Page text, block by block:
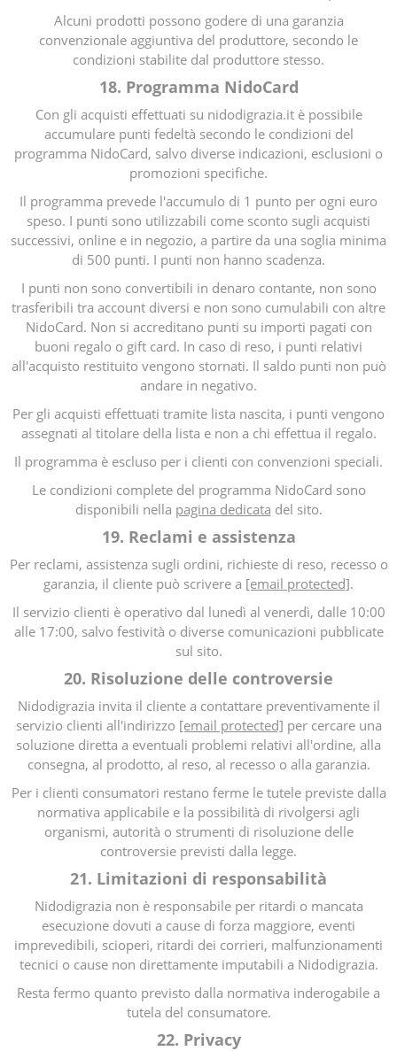
Alcuni prodotti possono godere di una garanzia
convenzionale aggiuntiva del produttore, secondo le
condizioni stabilite dal produttore stesso.
18. Programma NidoCard
Con gli acquisti effettuati su nidodigrazia.it è possibile
accumulare punti fedeltà secondo le condizioni del
programma NidoCard, salvo diverse indicazioni, esclusioni o
promozioni specifiche.
Il programma prevede l'accumulo di 1 punto per ogni euro
speso. I punti sono utilizzabili come sconto sugli acquisti
successivi, online e in negozio, a partire da una soglia minima
di 500 punti. I punti non hanno scadenza.
I punti non sono convertibili in denaro contante, non sono
trasferibili tra account diversi e non sono cumulabili con altre
NidoCard. Non si accreditano punti su importi pagati con
buoni regalo o gift card. In caso di reso, i punti relativi
all'acquisto restituito vengono stornati. Il saldo punti non può
andare in negativo.
Per gli acquisti effettuati tramite lista nascita, i punti vengono
assegnati al titolare della lista e non a chi effettua il regalo.
Il programma è escluso per i clienti con convenzioni speciali.
Le condizioni complete del programma NidoCard sono
disponibili nella pagina dedicata del sito.
19. Reclami e assistenza
Per reclami, assistenza sugli ordini, richieste di reso, recesso o
garanzia, il cliente può scrivere a [email protected].
Il servizio clienti è operativo dal lunedì al venerdì, dalle 10:00
alle 17:00, salvo festività o diverse comunicazioni pubblicate
sul sito.
20. Risoluzione delle controversie
Nidodigrazia invita il cliente a contattare preventivamente il
servizio clienti all'indirizzo [email protected] per cercare una
soluzione diretta a eventuali problemi relativi all'ordine, alla
consegna, al prodotto, al reso, al recesso o alla garanzia.
Per i clienti consumatori restano ferme le tutele previste dalla
normativa applicabile e la possibilità di rivolgersi agli
organismi, autorità o strumenti di risoluzione delle
controversie previsti dalla legge.
21. Limitazioni di responsabilità
Nidodigrazia non è responsabile per ritardi o mancata
esecuzione dovuti a cause di forza maggiore, eventi
imprevedibili, scioperi, ritardi dei corrieri, malfunzionamenti
tecnici o cause non direttamente imputabili a Nidodigrazia.
Resta fermo quanto previsto dalla normativa inderogabile a
tutela del consumatore.
22. Privacy